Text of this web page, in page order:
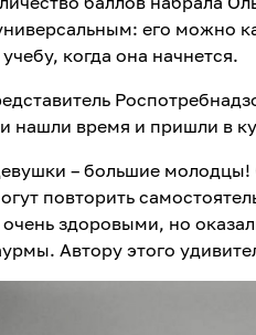
его можно
когда она начнется.
нашли время и пришли в
– большие молодцы!
повторить
очень здоровыми, но
Автору этого